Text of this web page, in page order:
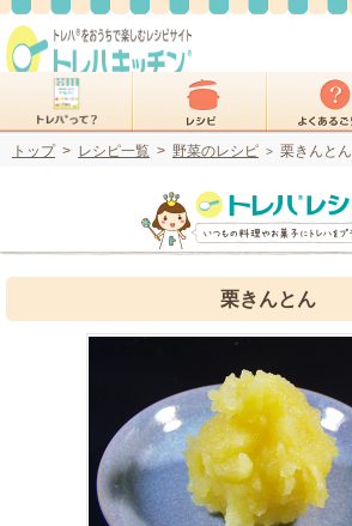
トップ> レシピ一覧 > 野菜のレシピ > 栗きんとん
栗きんとん